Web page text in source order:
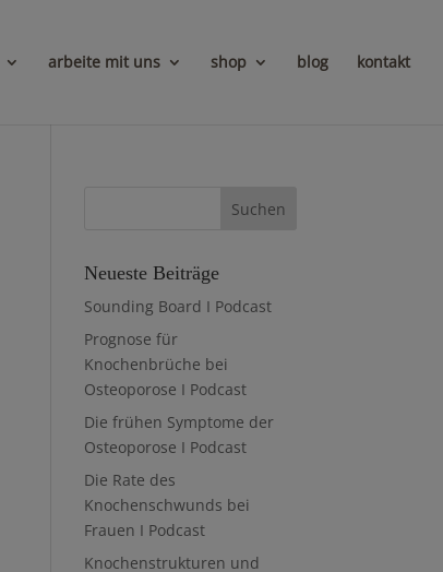
arbeite mit uns shop blog kontakt
Neueste Beiträge
Sounding Board I Podcast
Prognose für
Knochenbrüche bei
Osteoporose I Podcast
Die frühen Symptome der
Osteoporose I Podcast
Die Rate des
Knochenschwunds bei
Frauen I Podcast
Knochenstrukturen und